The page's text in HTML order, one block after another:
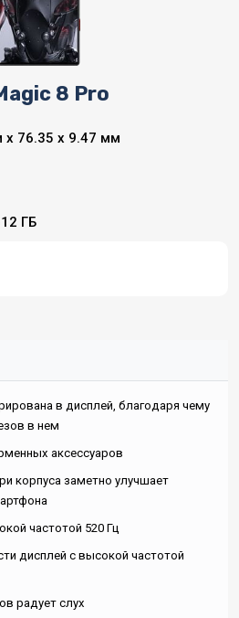
8 Pro
x 76.35 x 9.47 мм
ГБ
в дисплей, благодаря чему
в нем
аксессуаров
корпуса заметно улучшает
частотой 520 Гц
дисплей с высокой частотой
радует слух